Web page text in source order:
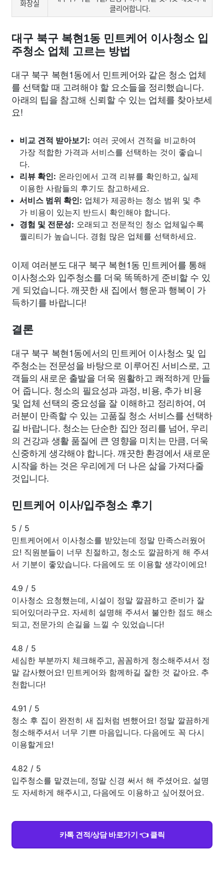
화장실
클리어합니다.
대구 북구 복현1동 민트케어 이사청소 입
주청소 업체 고르는 방법
대구 북구 복현1동에서 민트케어와 같은 청소 업체
를 선택할 때 고려해야 할 요소들을 정리했습니다.
아래의 팁을 참고해 신뢰할 수 있는 업체를 찾아보세
요!
비교 견적 받아보기: 여러 곳에서 견적을 비교하여
가장 적합한 가격과 서비스를 선택하는 것이 좋습니
다.
리뷰 확인: 온라인에서 고객 리뷰를 확인하고, 실제
이용한 사람들의 후기도 참고하세요.
서비스 범위 확인: 업체가 제공하는 청소 범위 및 추
가 비용이 있는지 반드시 확인해야 합니다.
경험 및 전문성: 오래되고 전문적인 청소 업체일수록
퀄리티가 높습니다. 경험 많은 업체를 선택하세요.
이제 여러분도 대구 북구 복현1동 민트케어를 통해
이사청소와 입주청소를 더욱 똑똑하게 준비할 수 있
게 되었습니다. 깨끗한 새 집에서 행운과 행복이 가
득하기를 바랍니다!
결론
대구 북구 복현1동에서의 민트케어 이사청소 및 입
주청소는 전문성을 바탕으로 이루어진 서비스로, 고
객들의 새로운 출발을 더욱 원활하고 쾌적하게 만들
어 줍니다. 청소의 필요성과 과정, 비용, 추가 비용
및 업체 선택의 중요성을 잘 이해하고 정리하여, 여
러분이 만족할 수 있는 고품질 청소 서비스를 선택하
길 바랍니다. 청소는 단순한 집안 정리를 넘어, 우리
의 건강과 생활 품질에 큰 영향을 미치는 만큼, 더욱
신중하게 생각해야 합니다. 깨끗한 환경에서 새로운
시작을 하는 것은 우리에게 더 나은 삶을 가져다줄
것입니다.
민트케어 이사/입주청소 후기
5 / 5
민트케어에서 이사청소를 받았는데 정말 만족스러웠어
요! 직원분들이 너무 친절하고, 청소도 깔끔하게 해 주셔
서 기분이 좋았습니다. 다음에도 또 이용할 생각이에요!
4.9 / 5
이사청소 요청했는데, 시설이 정말 깔끔하고 준비가 잘
되어있더라구요. 자세히 설명해 주셔서 불안한 점도 해소
되고, 전문가의 손길을 느낄 수 있었습니다!
4.8 / 5
세심한 부분까지 체크해주고, 꼼꼼하게 청소해주셔서 정
말 감사했어요! 민트케어와 함께하길 잘한 것 같아요. 추
천합니다!
4.91 / 5
청소 후 집이 완전히 새 집처럼 변했어요! 정말 깔끔하게
청소해주셔서 너무 기쁜 마음입니다. 다음에도 꼭 다시
이용할게요!
4.82 / 5
입주청소를 맡겼는데, 정말 신경 써서 해 주셨어요. 설명
도 자세하게 해주시고, 다음에도 이용하고 싶어졌어요.
카톡 견적/상담 바로가기 👈 클릭